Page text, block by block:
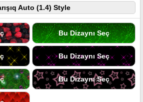
Auto (1.4) Style
Bu Dizaynı Seç
Bu Dizaynı Seç
Bu Dizaynı Seç